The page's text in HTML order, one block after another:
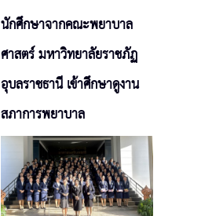
นักศึกษาจากคณะพยาบาล
ศาสตร์ มหาวิทยาลัยราชภัฏ
อุบลราชธานี เข้าศึกษาดูงาน
สภาการพยาบาล